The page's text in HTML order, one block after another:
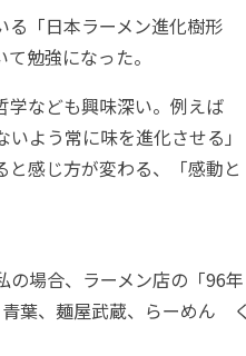
「日本ラーメン進化樹形
勉強になった。
なども興味深い。例えば
よう常に味を進化させる」
感じ方が変わる、「感動と
場合、ラーメン店の「96年
葉、麺屋武蔵、らーめん く